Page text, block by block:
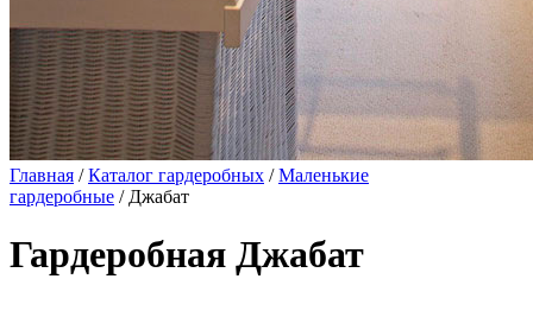
Главная /Каталог гардеробных /Маленькие
гардеробные / Джабат
Гардеробная Джабат